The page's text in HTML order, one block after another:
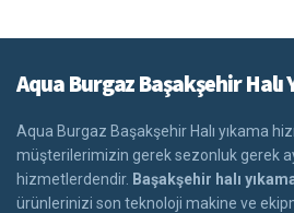
Aqua Burgaz Başakşehir Halı
Aqua Burgaz Başakşehir Halı yıkama
müşterilerimizin gerek sezonluk gerek
hizmetlerdendir. Başakşehir halı
ürünlerinizi son teknoloji makine ve